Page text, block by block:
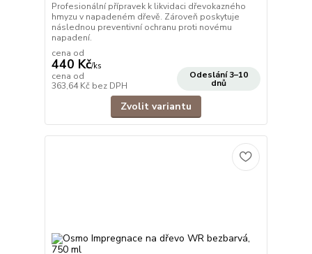
Profesionální přípravek k likvidaci dřevokazného
hmyzu v napadeném dřevě. Zároveň poskytuje
následnou preventivní ochranu proti novému
napadení.
cena od
440 Kč/ks
cena od
363,64 Kč bez DPH
Odeslání 3–10
dnů
Zvolit variantu